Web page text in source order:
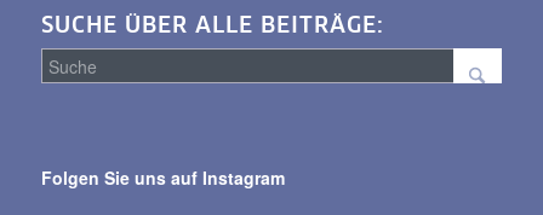
SUCHE ÜBER ALLE BEITRÄGE:
alle
Folgen Sie uns auf Instagram